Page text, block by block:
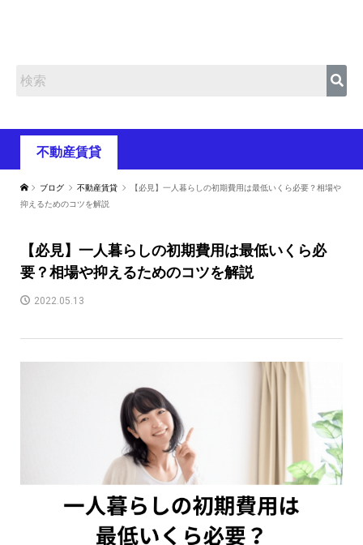
不動産賃貸
ブログ 不動産賃貸
【必見】一人暮らしの初期費用は最低いくら必要？相場や
抑えるためのコツを解説
【必見】一人暮らしの初期費用は最低いくら必
要？相場や抑えるためのコツを解説
2022.05.13